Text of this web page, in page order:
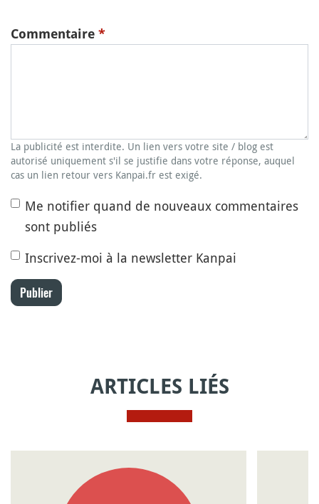
Commentaire *
La publicité est interdite. Un lien vers votre site / blog est
autorisé uniquement s'il se justifie dans votre réponse, auquel
cas un lien retour vers Kanpai.fr est exigé.
Me notifier quand de nouveaux commentaires
sont publiés
Inscrivez-moi à la newsletter Kanpai
Publier
ARTICLES LIÉS